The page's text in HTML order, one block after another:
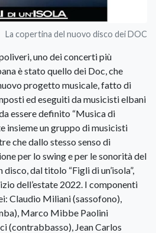
La copertina del nuovo disco dei DOC
uno dei concerti più
è stato quello dei Doc, che
progetto musicale, fatto di
ed eseguiti da musicisti elbani
essere definito “Musica di
insieme un gruppo di musicisti
che dallo stesso senso di
per lo swing e per le sonorità del
dal titolo “Figli di un’isola”,
dell’estate 2022. I componenti
Claudio Miliani (sassofono),
Marco Mibbe Paolini
(contrabbasso), Jean Carlos